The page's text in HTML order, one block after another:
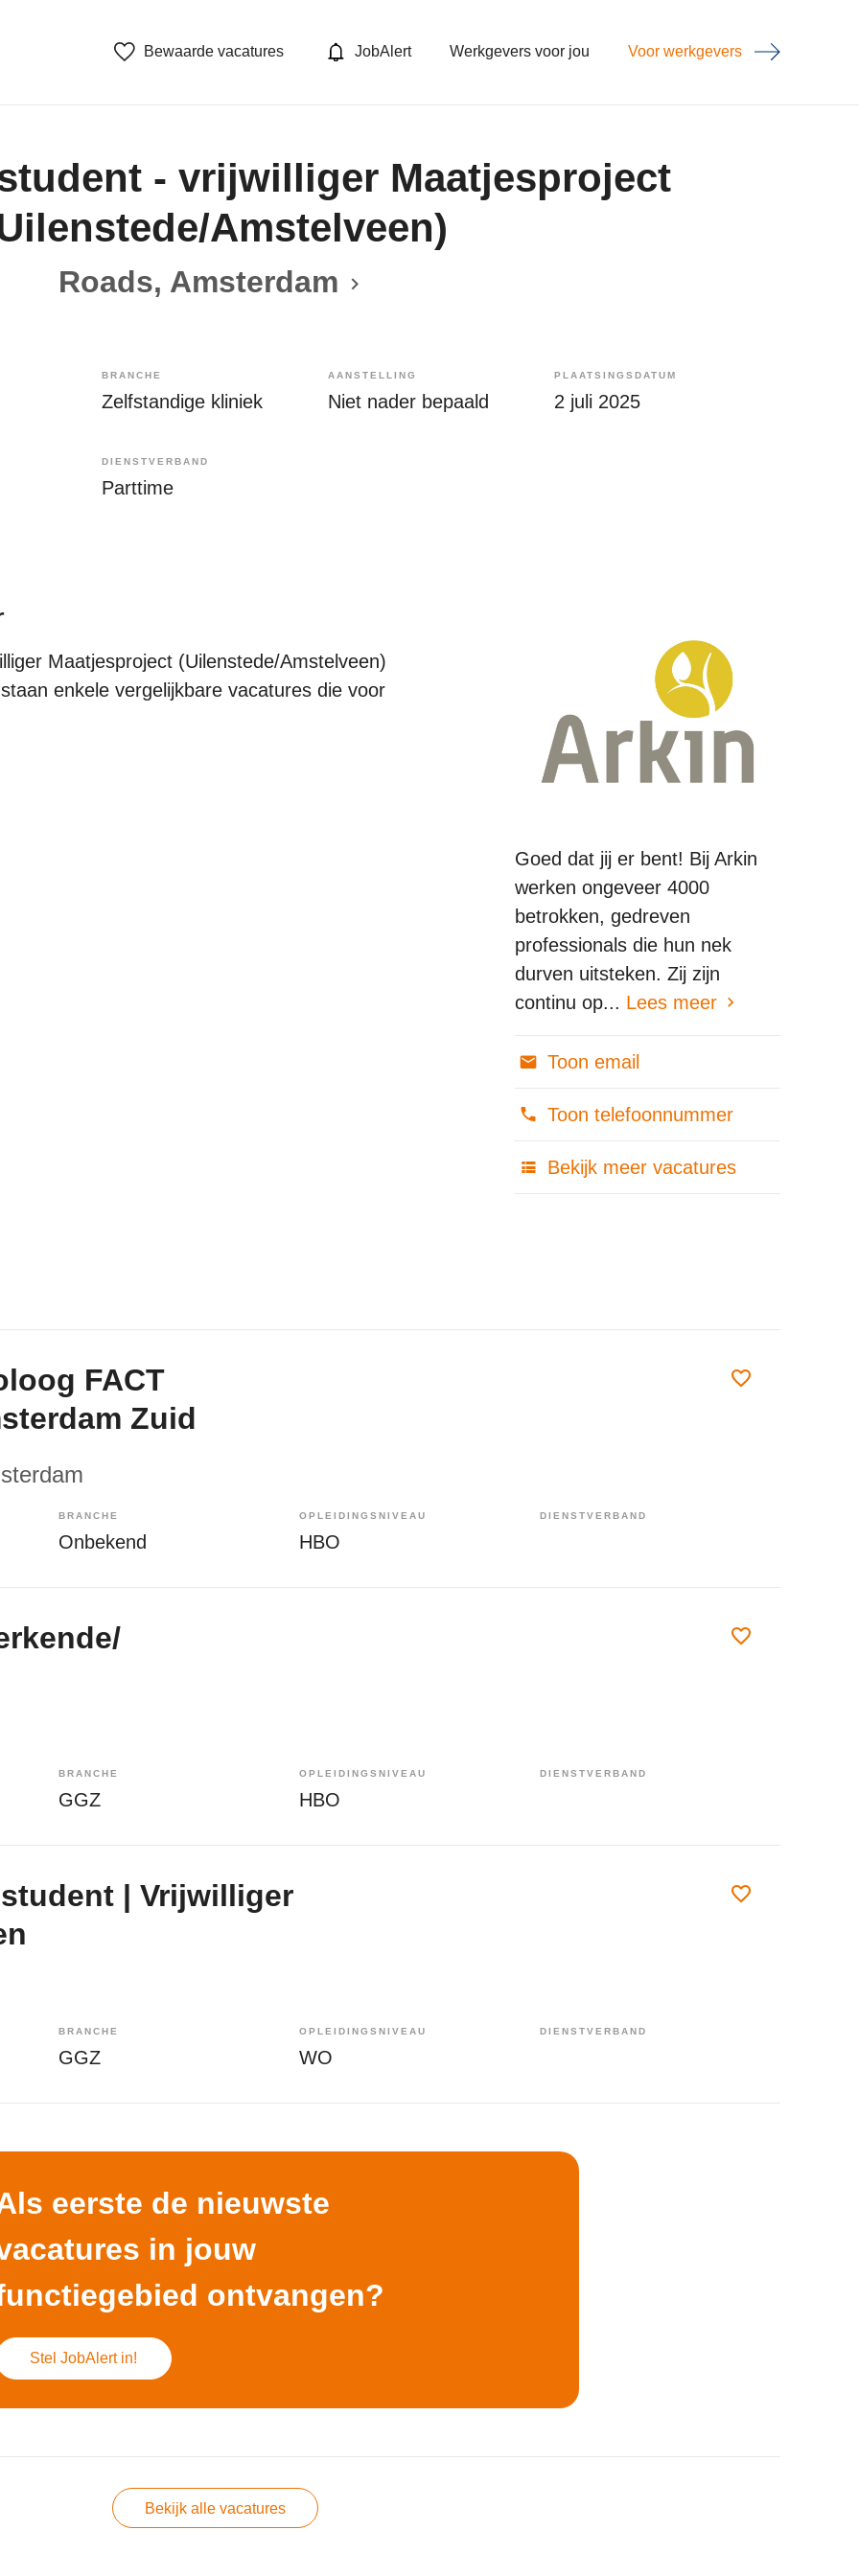
Bewaarde vacatures JobAlert Werkgevers voor jou Voor werkgevers
- vrijwilliger Maatjesproject
Amstelveen)
Roads, Amsterdam
BRANCHE
Zelfstandige kliniek
AANSTELLING
Niet nader bepaald
PLAATSINGSDATUM
2 juli 2025
DIENSTVERBAND
Parttime
Maatjesproject (Uilenstede/Amstelveen)
enkele vergelijkbare vacatures die voor
Goed dat jij er bent! Bij Arkin
werken ongeveer 4000
betrokken, gedreven
professionals die hun nek
durven uitsteken. Zij zijn
continu op... Lees meer
Toon email
Toon telefoonnummer
Bekijk meer vacatures
FACT
Zuid
BRANCHE
Onbekend
OPLEIDINGSNIVEAU
HBO
DIENSTVERBAND
BRANCHE
GGZ
OPLEIDINGSNIVEAU
HBO
DIENSTVERBAND
| Vrijwilliger
BRANCHE
GGZ
OPLEIDINGSNIVEAU
WO
DIENSTVERBAND
eerste de nieuwste
in jouw
ontvangen?
Stel JobAlert in!
Bekijk alle vacatures